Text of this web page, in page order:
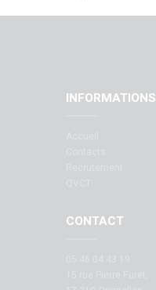
INFORMATIONS
CONTACT